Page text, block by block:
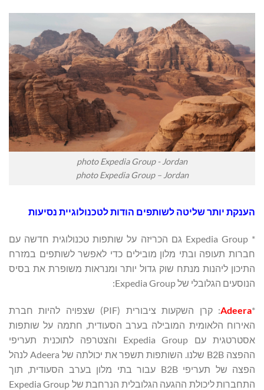
photo Expedia Group - Jordan
photo Expedia Group – Jordan
הענקת יותר שליטה לשותפים הודות לטכנולוגיית נסיעות
* Expedia Group גם הכריזה על שותפות טכנולוגית חדשה עם
חברות תעופה ובתי מלון מובילים כדי לאפשר לשותפים במזרח
התיכון ליהנות מנתח שוק גדול יותר ומנראות משופרת את בסיס
הנוסעים הגלובלי של Expedia Group:
*
Adeera
: קרן השקעות ציבורית (PIF) שצפויה להיות חברת
האירוח הלאומית המובילה בערב הסעודית, חתמה על שותפות
אסטרטגית עם Expedia Group והצטרפה לתוכנית תעריפי
ההפצה B2B שלנו. השותפות תשפר את יכולתה של Adeera לנהל
הפצה של תעריפי B2B עבור בתי מלון בערב הסעודית, תוך
התחברות ליכולת ההגעה הגלובלית הנרחבת של Expedia Group